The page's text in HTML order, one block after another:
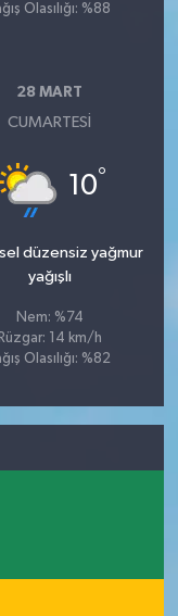
Olasılığı: %88
28 MART
CUMARTESI
10°
düzensiz yağmur
yağışlı
Nem: %74
Rüzgar: 14 km/h
Olasılığı: %82